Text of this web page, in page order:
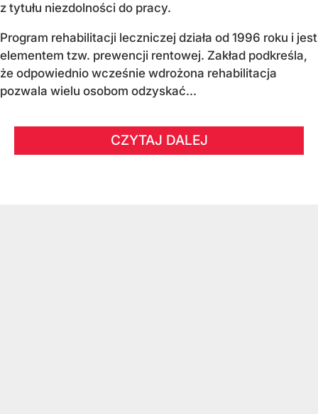
z tytułu niezdolności do pracy.
Program rehabilitacji leczniczej działa od 1996 roku i jest
elementem tzw. prewencji rentowej. Zakład podkreśla,
że odpowiednio wcześnie wdrożona rehabilitacja
pozwala wielu osobom odzyskać...
CZYTAJ DALEJ